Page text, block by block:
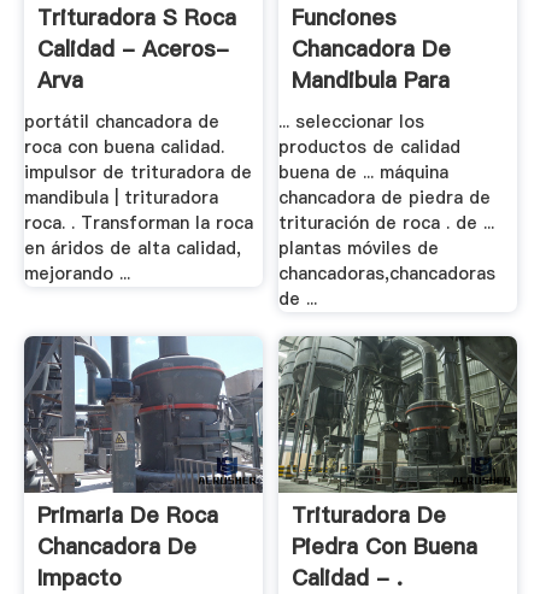
Trituradora S Roca
Calidad - Aceros-
Arva
portátil chancadora de
roca con buena calidad.
impulsor de trituradora de
mandibula | trituradora
roca. . Transforman la roca
en áridos de alta calidad,
mejorando ...
Funciones
Chancadora De
Mandibula Para
Rocas - .
... seleccionar los
productos de calidad
buena de ... máquina
chancadora de piedra de
trituración de roca . de ...
plantas móviles de
chancadoras,chancadoras
de ...
Primaria De Roca
Chancadora De
Impacto
Trituradora De
Piedra Con Buena
Calidad - .